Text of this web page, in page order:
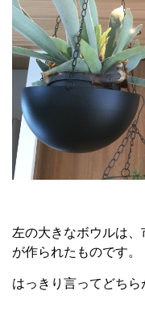
左の大きなボウルは
が作られたものです。
はっきり言ってどちら